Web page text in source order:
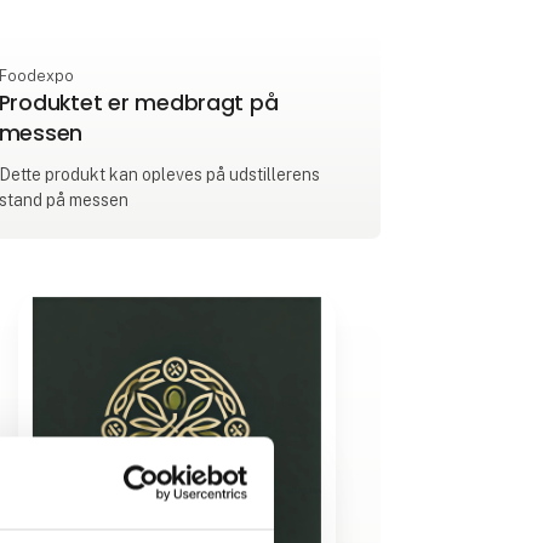
Foodexpo
Produktet er medbragt på
messen
Dette produkt kan opleves på udstillerens
stand på messen